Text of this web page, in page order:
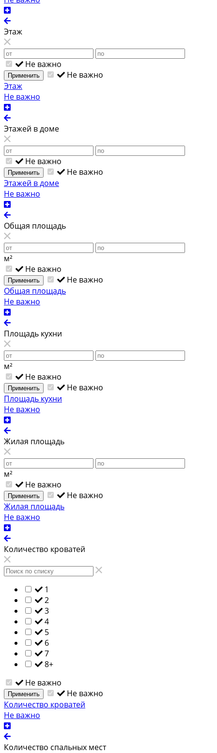
Этаж
Не важно
Применить
Не важно
Этаж
Не важно
Этажей в доме
Не важно
Применить
Не важно
Этажей в доме
Не важно
Общая площадь
м²
Не важно
Применить
Не важно
Общая площадь
Не важно
Площадь кухни
м²
Не важно
Применить
Не важно
Площадь кухни
Не важно
Жилая площадь
м²
Не важно
Применить
Не важно
Жилая площадь
Не важно
Количество кроватей
1
2
3
4
5
6
7
8+
Не важно
Применить
Не важно
Количество кроватей
Не важно
Количество спальных мест